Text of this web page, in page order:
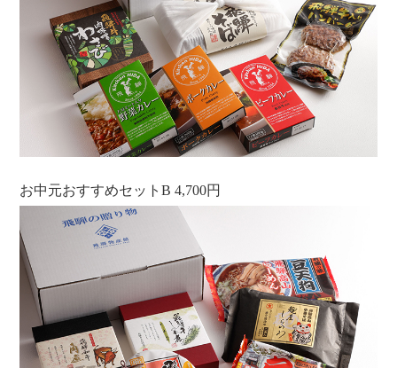
お中元おすすめセットB 4,700円